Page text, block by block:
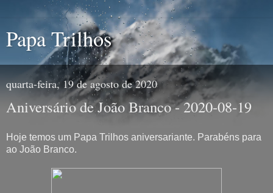
Papa Trilhos
quarta-feira, 19 de agosto de 2020
Aniversário de João Branco - 2020-08-19
Hoje temos um Papa Trilhos aniversariante. Parabéns para
ao João Branco.